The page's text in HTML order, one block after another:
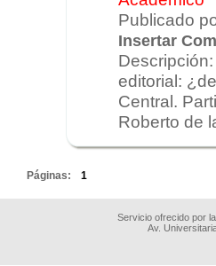
Publicado
Insertar
editorial:
Central.
Roberto de
Páginas: 1
Servicio ofrecido por
Av.